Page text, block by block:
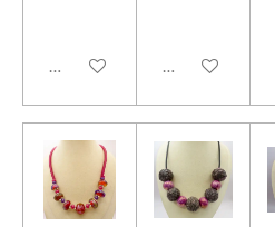
In winkelwagen In winkelwagen